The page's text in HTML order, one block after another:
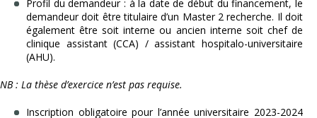
Profil du demandeur : à la date de début du financement, le
demandeur doit être titulaire d’un Master 2 recherche. Il doit
également être soit interne ou ancien interne soit chef de
clinique assistant (CCA) / assistant hospitalo-universitaire
(AHU).
NB : La thèse d’exercice n’est pas requise.
Inscription obligatoire pour l’année universitaire 2023-2024